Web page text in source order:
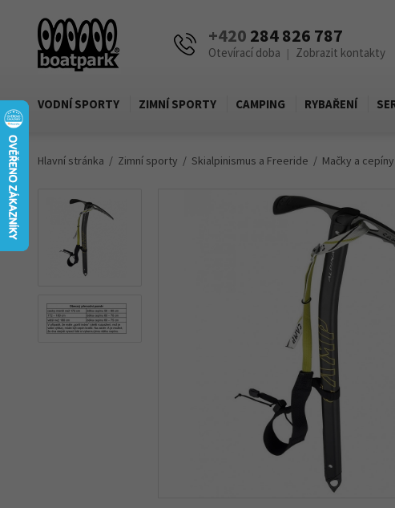
+420 284 826 787
Otevírací doba | Zobrazit kontakty
VODNÍ SPORTY ZIMNÍ SPORTY CAMPING RYBAŘENÍ
Hlavní stránka Zimní sporty Skialpinismus a Freeride Mačky a cepíny